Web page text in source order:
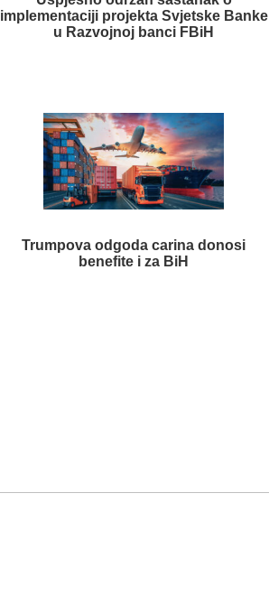
implementaciji projekta Svjetske Banke
u Razvojnoj banci FBiH
Trumpova odgoda carina donosi
benefite i za BiH